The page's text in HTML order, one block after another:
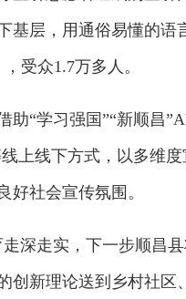
基层，用通俗易懂的
受众1.7万多人。
助“学习强国”“新顺昌
上线下方式，以多维
好社会宣传氛围。
深走实，下一步顺昌
创新理论送到乡村社